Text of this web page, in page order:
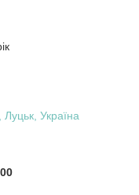
Україна